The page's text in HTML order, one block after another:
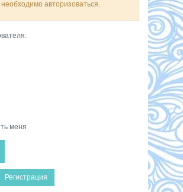
необходимо авторизоваться.
меня
Регистрация